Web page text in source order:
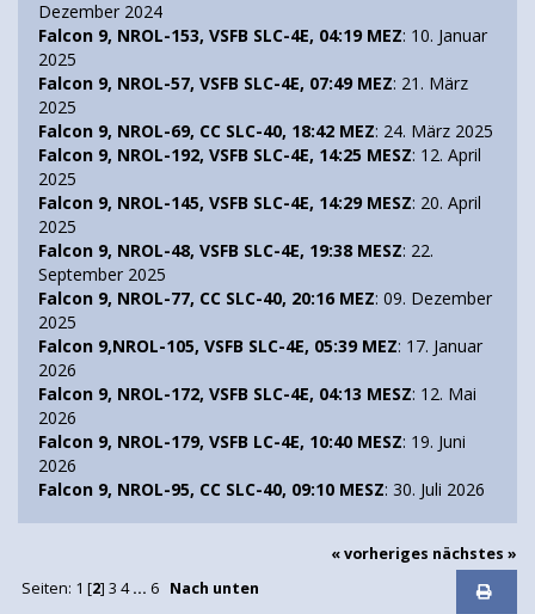
Dezember 2024
Falcon 9, NROL-153, VSFB SLC-4E, 04:19 MEZ: 10. Januar
2025
Falcon 9, NROL-57, VSFB SLC-4E, 07:49 MEZ: 21. März
2025
Falcon 9, NROL-69, CC SLC-40, 18:42 MEZ: 24. März 2025
Falcon 9, NROL-192, VSFB SLC-4E, 14:25 MESZ: 12. April
2025
Falcon 9, NROL-145, VSFB SLC-4E, 14:29 MESZ: 20. April
2025
Falcon 9, NROL-48, VSFB SLC-4E, 19:38 MESZ: 22.
September 2025
Falcon 9, NROL-77, CC SLC-40, 20:16 MEZ: 09. Dezember
2025
Falcon 9,NROL-105, VSFB SLC-4E, 05:39 MEZ: 17. Januar
2026
Falcon 9, NROL-172, VSFB SLC-4E, 04:13 MESZ: 12. Mai
2026
Falcon 9, NROL-179, VSFB LC-4E, 10:40 MESZ: 19. Juni
2026
Falcon 9, NROL-95, CC SLC-40, 09:10 MESZ: 30. Juli 2026
« vorheriges nächstes »
Seiten: 1 [2] 3 4 ... 6 Nach unten